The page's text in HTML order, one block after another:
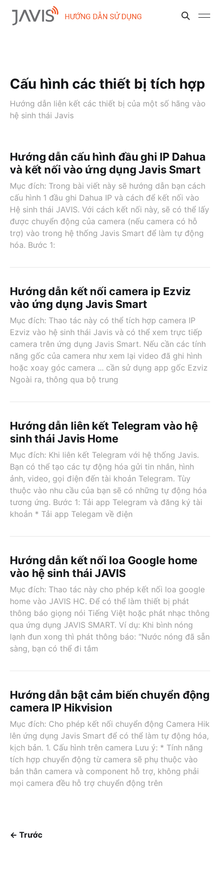
Cấu hình các thiết bị tích hợp
Hướng dẫn liên kết các thiết bị của một số hãng vào
hệ sinh thái Javis
Hướng dẫn cấu hình đầu ghi IP Dahua
và kết nối vào ứng dụng Javis Smart
Mục đích: Trong bài viết này sẽ hướng dẫn bạn cách
cấu hình 1 đầu ghi Dahua IP và cách để kết nối vào
Hệ sinh thái JAVIS. Với cách kết nối này, sẽ có thể lấy
được chuyển động của camera (nếu camera có hỗ
trợ) vào trong hệ thống Javis Smart để làm tự động
hóa. Bước 1:
Hướng dẫn kết nối camera ip Ezviz
vào ứng dụng Javis Smart
Mục đích: Thao tác này có thể tích hợp camera IP
Ezviz vào hệ sinh thái Javis và có thể xem trực tiếp
camera trên ứng dụng Javis Smart. Nếu cần các tính
năng gốc của camera như xem lại video đã ghi hình
hoặc xoay góc camera ... cần sử dụng app gốc Ezviz
Ngoài ra, thông qua bộ trung
Hướng dẫn liên kết Telegram vào hệ
sinh thái Javis Home
Mục đích: Khi liên kết Telegram với hệ thống Javis.
Bạn có thể tạo các tự động hóa gửi tin nhắn, hình
ảnh, video, gọi điện đến tài khoản Telegram. Tùy
thuộc vào nhu cầu của bạn sẽ có những tự động hóa
tương ứng. Bước 1: Tải app Telegram và đăng ký tài
khoản * Tải app Telegam về điện
Hướng dẫn kết nối loa Google home
vào hệ sinh thái JAVIS
Mục đích: Thao tác này cho phép kết nối loa google
home vào JAVIS HC. Để có thể làm thiết bị phát
thông báo giọng nói Tiếng Việt hoặc phát nhạc thông
qua ứng dụng JAVIS SMART. Ví dụ: Khi bình nóng
lạnh đun xong thì phát thông báo: "Nước nóng đã sẵn
sàng, bạn có thể đi tắm
Hướng dẫn bật cảm biến chuyển động
camera IP Hikvision
Mục đích: Cho phép kết nối chuyển động Camera Hik
lên ứng dụng Javis Smart để có thể làm tự động hóa,
kịch bản. 1. Cấu hình trên camera Lưu ý: * Tính năng
tích hợp chuyển động từ camera sẽ phụ thuộc vào
bản thân camera và component hỗ trợ, không phải
mọi camera đều hỗ trợ chuyển động trên
← Trước